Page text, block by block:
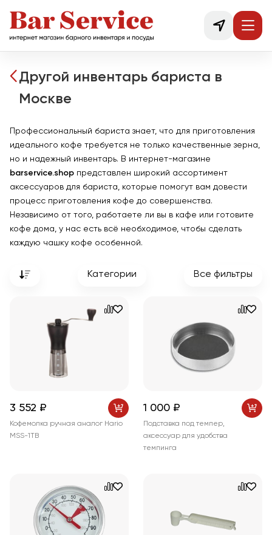
Другой инвентарь бариста в
Москве
Профессиональный бариста знает, что для приготовления
идеального кофе требуется не только качественные зерна,
но и надежный инвентарь. В интернет-магазине
barservice.shop представлен широкий ассортимент
аксессуаров для бариста, которые помогут вам довести
процесс приготовления кофе до совершенства.
Независимо от того, работаете ли вы в кафе или готовите
кофе дома, у нас есть всё необходимое, чтобы сделать
каждую чашку кофе особенной.
Категории Все фильтры
3 552 ₽
Кофемолка ручная аналог Hario
MSS-1ТВ
1 000 ₽
Подставка под темпер,
аксессуар для удобства
темпинга